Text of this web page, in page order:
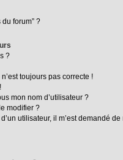
forum” ?
?
toujours pas correcte !
mon nom d’utilisateur ?
modifier ?
utilisateur, il m’est demandé de